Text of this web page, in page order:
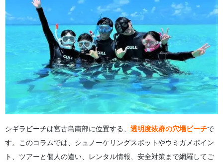
過去の事故事例から学ぶ安全な楽しみ方
6.シギラビーチのレンタル情報
レンタルできる器材の種類と料金
周辺のレンタルショップ情報
7.
シギラビーチシュノーケリング に関するよくある質問
（FAQ）
8.まとめ
シギラビーチは宮古島南部に位置する、 透明度抜群の穴場ビーチで
す。このコラムでは、シュノーケリングスポットやウミガメポイン
ト、ツアーと個人の違い、レンタル情報、安全対策まで網羅してご